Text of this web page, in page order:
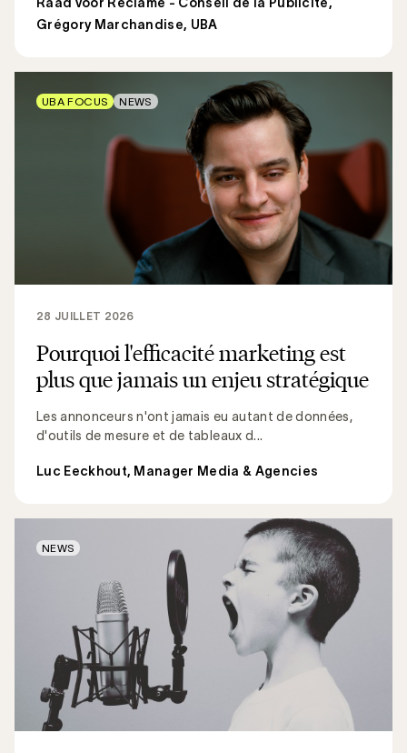
Grégory Marchandise, UBA
Pourquoi l'efficacité marketing est
plus que jamais un enjeu stratégique
Les annonceurs n'ont jamais eu autant de données,
d'outils de mesure et de tableaux d...
28 JUILLET 2026
Luc Eeckhout, Manager Media & Agencies
UBA FOCUS NEWS
NEWS